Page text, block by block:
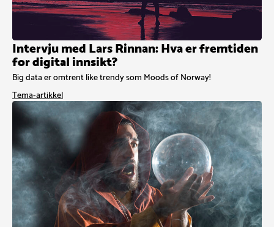
Intervju med Lars Rinnan: Hva er fremtiden
for digital innsikt?
Big data er omtrent like trendy som Moods of Norway!
Tema-artikkel